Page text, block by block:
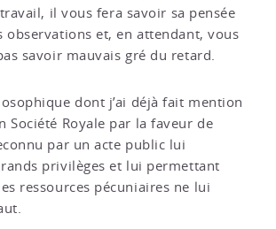
il vous fera savoir sa pensée
observations et, en attendant, vous
savoir mauvais gré du retard.
dont j’ai déjà fait mention
Société Royale par la faveur de
par un acte public lui
privilèges et lui permettant
ressources pécuniaires ne lui